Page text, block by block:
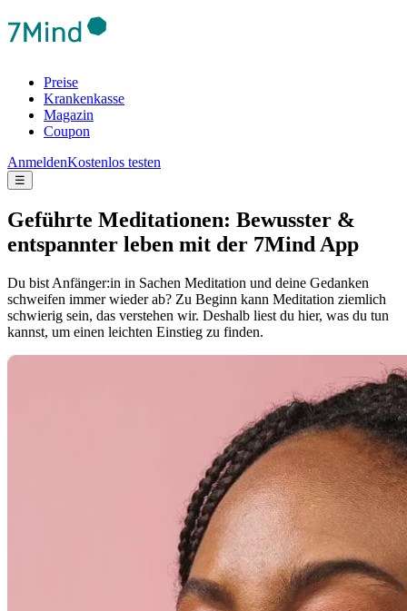
Preise
Krankenkasse
Magazin
Coupon
AnmeldenKostenlos testen
☰
Geführte Meditationen: Bewusster &
entspannter leben mit der 7Mind App
Du bist Anfänger:in in Sachen Meditation und deine Gedanken
schweifen immer wieder ab? Zu Beginn kann Meditation ziemlich
schwierig sein, das verstehen wir. Deshalb liest du hier, was du tun
kannst, um einen leichten Einstieg zu finden.